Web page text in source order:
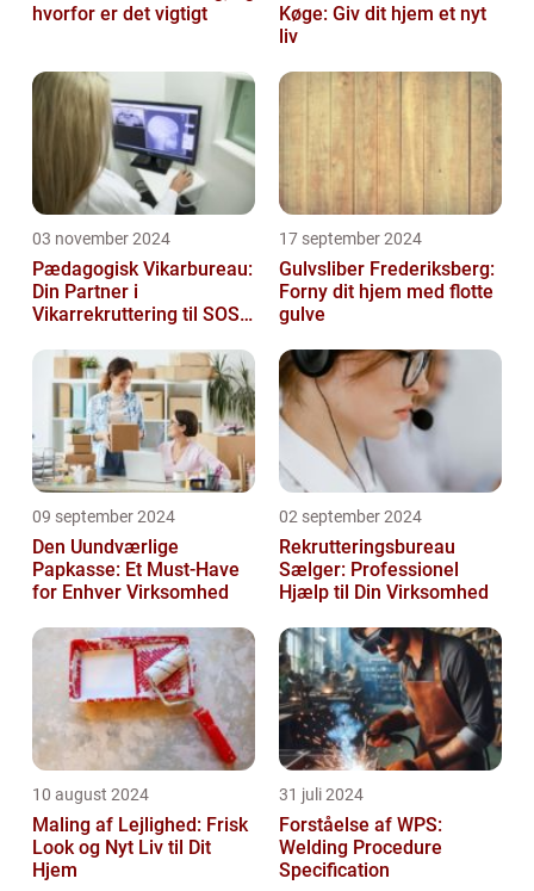
hvorfor er det vigtigt
Køge: Giv dit hjem et nyt
liv
03 november 2024
Pædagogisk Vikarbureau:
Din Partner i
Vikarrekruttering til SOSU
17 september 2024
Gulvsliber Frederiksberg:
Forny dit hjem med flotte
gulve
09 september 2024
Den Uundværlige
Papkasse: Et Must-Have
for Enhver Virksomhed
02 september 2024
Rekrutteringsbureau
Sælger: Professionel
Hjælp til Din Virksomhed
10 august 2024
Maling af Lejlighed: Frisk
Look og Nyt Liv til Dit
Hjem
31 juli 2024
Forståelse af WPS:
Welding Procedure
Specification